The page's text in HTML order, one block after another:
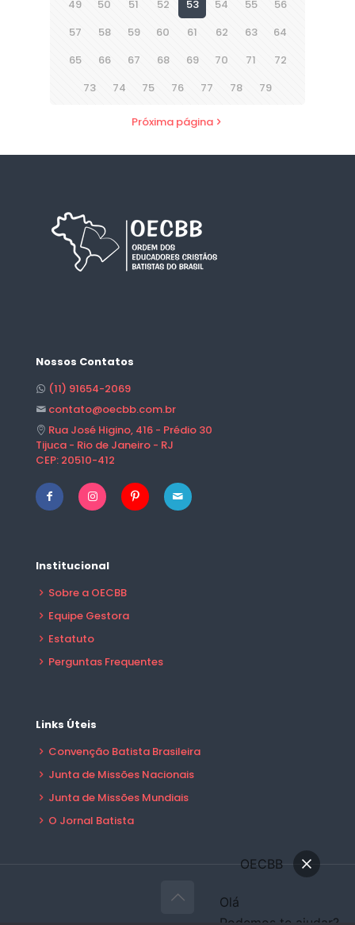
49
50 51 52 53 54 55
56
57
58 59 60 61 62 63
64
65
66 67 68 69 70 71
72
73
74 75 76 77 78 79
Próxima página
Nossos Contatos
(11) 91654-2069
contato@oecbb.com.br
Rua José Higino, 416 - Prédio 30
Tijuca - Rio de Janeiro - RJ
CEP: 20510-412
Institucional
Sobre a OECBB
Equipe Gestora
Estatuto
Perguntas Frequentes
Links Úteis
Convenção Batista Brasileira
Junta de Missões Nacionais
Junta de Missões Mundiais
O Jornal Batista
OECBB
Olá